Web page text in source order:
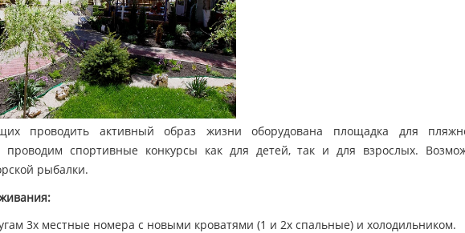
проводить активный образ жизни оборудована площадка для
спортивные конкурсы как для детей, так и для взрослых.
рыбалки.
3х местные номера с новыми кроватями (1 и 2х спальные) и холодильником.